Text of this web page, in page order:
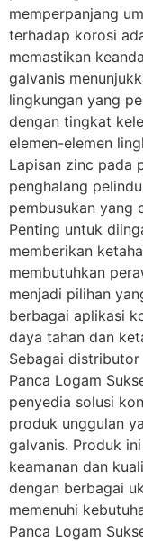
memperpanjang
terhadap korosi
memastikan
galvanis
lingkungan yang
dengan tingkat
elemen-elemen
Lapisan zinc pada
penghalang
pembusukan yang
Penting untuk
memberikan
membutuhkan
menjadi pilihan
berbagai aplikasi
daya tahan dan
Sebagai
Panca Logam
penyedia solusi
produk unggulan
galvanis. Produk
keamanan dan
dengan berbagai
memenuhi
Panca Logam